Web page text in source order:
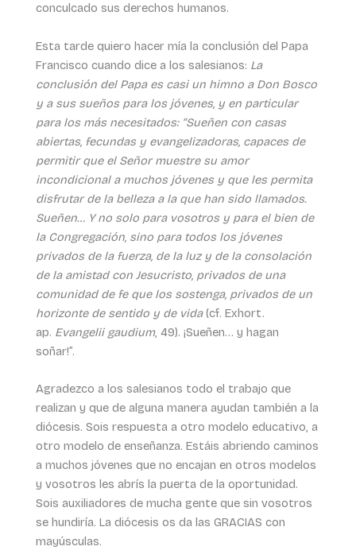
conculcado sus derechos humanos.
Esta tarde quiero hacer mía la conclusión del Papa
Francisco cuando dice a los salesianos: La
conclusión del Papa es casi un himno a Don Bosco
y a sus sueños para los jóvenes, y en particular
para los más necesitados: “Sueñen con casas
abiertas, fecundas y evangelizadoras, capaces de
permitir que el Señor muestre su amor
incondicional a muchos jóvenes y que les permita
disfrutar de la belleza a la que han sido llamados.
Sueñen… Y no solo para vosotros y para el bien de
la Congregación, sino para todos los jóvenes
privados de la fuerza, de la luz y de la consolación
de la amistad con Jesucristo, privados de una
comunidad de fe que los sostenga, privados de un
horizonte de sentido y de vida(cf. Exhort.
ap. Evangelii gaudium, 49). ¡Sueñen… y hagan
soñar!”.
Agradezco a los salesianos todo el trabajo que
realizan y que de alguna manera ayudan también a la
diócesis. Sois respuesta a otro modelo educativo, a
otro modelo de enseñanza. Estáis abriendo caminos
a muchos jóvenes que no encajan en otros modelos
y vosotros les abrís la puerta de la oportunidad.
Sois auxiliadores de mucha gente que sin vosotros
se hundiría. La diócesis os da las GRACIAS con
mayúsculas.